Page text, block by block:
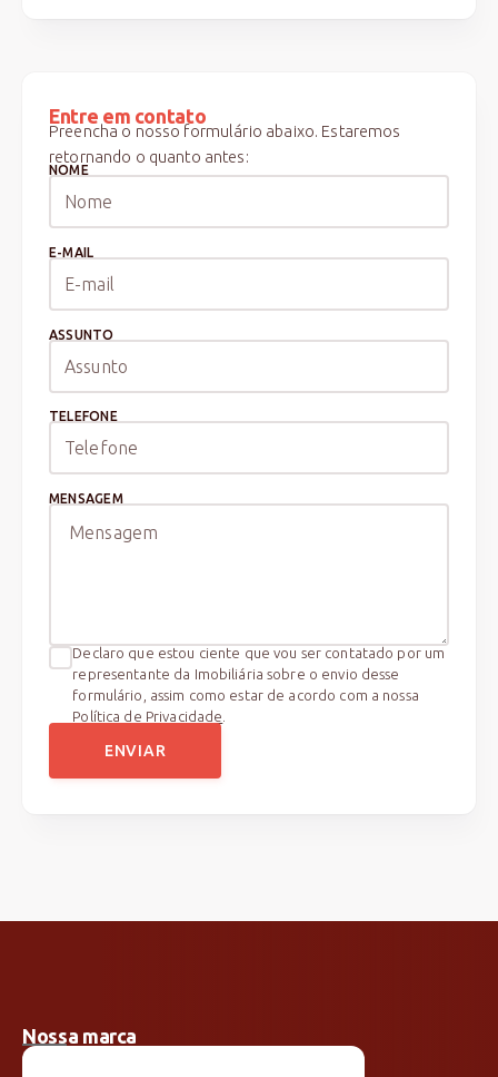
Entre em contato
Preencha o nosso formulário abaixo. Estaremos
retornando o quanto antes:
NOME
E-MAIL
ASSUNTO
TELEFONE
MENSAGEM
Declaro que estou ciente que vou ser contatado por um
representante da Imobiliária sobre o envio desse
formulário, assim como estar de acordo com a nossa
Política de Privacidade
ENVIAR
Nossa marca